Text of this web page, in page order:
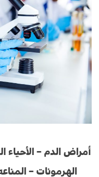
أمراض الدم – الأحياء
الهرمونات –